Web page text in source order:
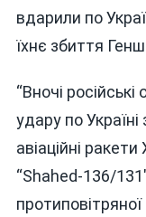
вдарили по
їхнє збиття
“Вночі
удару по
авіаційні
“Shahed-136/